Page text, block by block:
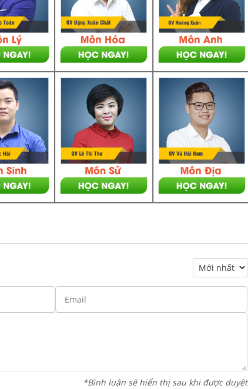
*Bình luận sẽ hiển thị sau khi được duyệt